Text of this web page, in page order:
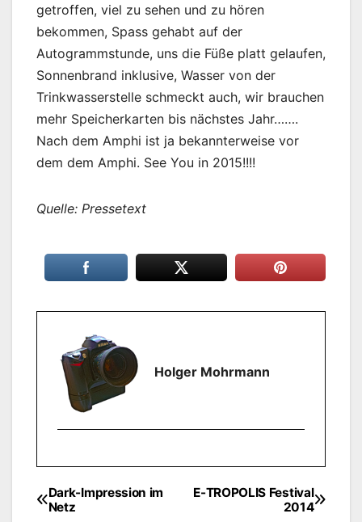
getroffen, viel zu sehen und zu hören
bekommen, Spass gehabt auf der
Autogrammstunde, uns die Füße platt gelaufen,
Sonnenbrand inklusive, Wasser von der
Trinkwasserstelle schmeckt auch, wir brauchen
mehr Speicherkarten bis nächstes Jahr…….
Nach dem Amphi ist ja bekannterweise vor
dem dem Amphi. See You in 2015!!!!
Quelle: Pressetext
Holger Mohrmann
Beitragsnavigation
E-TROPOLIS Festival
2014
Dark-Impression im
Netz